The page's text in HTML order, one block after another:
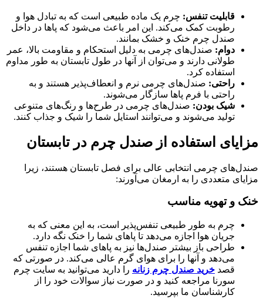
قابلیت تنفس: چرم یک ماده طبیعی است که به تبادل هوا و
رطوبت کمک می‌کند. این امر باعث می‌شود که پاها در داخل
صندل چرم خنک و خشک بمانند.
دوام: صندل‌های چرمی به دلیل استحکام و مقاومت بالا، عمر
طولانی دارند و می‌توان از آنها در طول تابستان به طور مداوم
استفاده کرد.
راحتی: صندل‌های چرمی نرم و انعطاف‌پذیر هستند و به
راحتی با فرم پاها سازگار می‌شوند.
شیک بودن: صندل‌های چرمی در طرح‌ها و رنگ‌های متنوعی
تولید می‌شوند و می‌توانند استایل شما را شیک و جذاب کنند.
مزایای استفاده از صندل چرم در تابستان
صندل‌های چرمی انتخابی عالی برای فصل تابستان هستند، زیرا
مزایای متعددی را به ارمغان می‌آورند:
خنک و تهویه مناسب
چرم به طور طبیعی تنفس‌پذیر است، به این معنی که به
جریان هوا اجازه می‌دهد تا پاهای شما را خنک نگه دارد.
طراحی باز بیشتر صندل‌ها نیز به پاهای شما اجازه تنفس
می‌دهد و آنها را برای هوای گرم عالی می‌کند. در صورتی که
قصد خرید صندل چرم زنانه را دارید می‌توانید به سایت چرم
سورنا مراجعه کنید و در صورت نیاز سوالات خود را از
کارشناسان ما بپرسید.